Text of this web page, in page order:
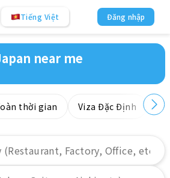
Tiếng Việt Đăng nhập
near me
thời gian Viza Đặc Định